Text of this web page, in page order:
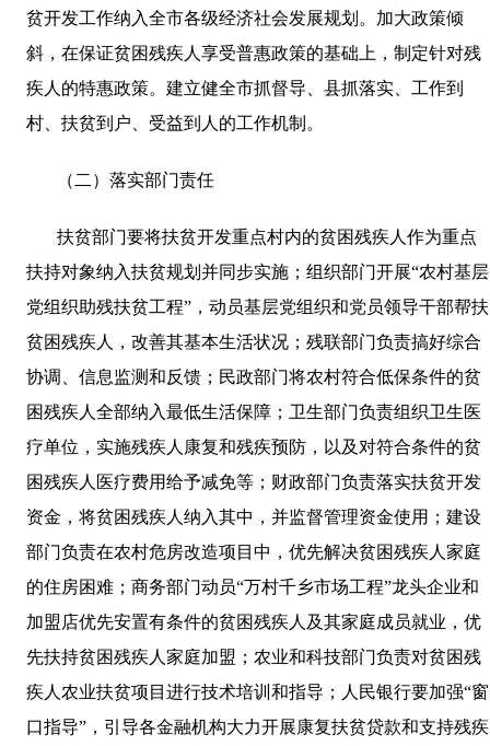
贫开发工作纳入全市各级经济社会发展规划。加大政策倾
斜，在保证贫困残疾人享受普惠政策的基础上，制定针对残
疾人的特惠政策。建立健全市抓督导、县抓落实、工作到
村、扶贫到户、受益到人的工作机制。
（二）落实部门责任
扶贫部门要将扶贫开发重点村内的贫困残疾人作为重点
扶持对象纳入扶贫规划并同步实施；组织部门开展“农村基层
党组织助残扶贫工程”，动员基层党组织和党员领导干部帮扶
贫困残疾人，改善其基本生活状况；残联部门负责搞好综合
协调、信息监测和反馈；民政部门将农村符合低保条件的贫
困残疾人全部纳入最低生活保障；卫生部门负责组织卫生医
疗单位，实施残疾人康复和残疾预防，以及对符合条件的贫
困残疾人医疗费用给予减免等；财政部门负责落实扶贫开发
资金，将贫困残疾人纳入其中，并监督管理资金使用；建设
部门负责在农村危房改造项目中，优先解决贫困残疾人家庭
的住房困难；商务部门动员“万村千乡市场工程”龙头企业和
加盟店优先安置有条件的贫困残疾人及其家庭成员就业，优
先扶持贫困残疾人家庭加盟；农业和科技部门负责对贫困残
疾人农业扶贫项目进行技术培训和指导；人民银行要加强“窗
口指导”，引导各金融机构大力开展康复扶贫贷款和支持残疾